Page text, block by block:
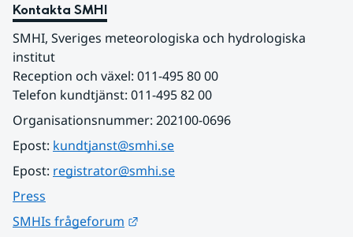
Kontakta SMHI
SMHI, Sveriges meteorologiska och hydrologiska
institut
Reception och växel: 011-495 80 00
Telefon kundtjänst: 011-495 82 00
Organisationsnummer: 202100-0696
Epost: kundtjanst@smhi.se
Epost: registrator@smhi.se
Press
SMHIs frågeforum